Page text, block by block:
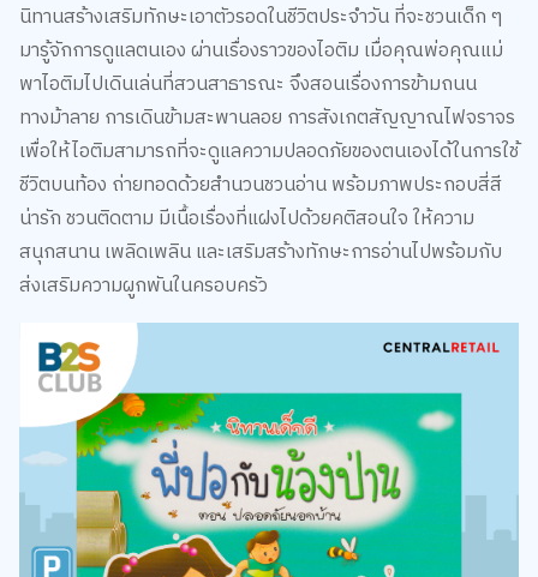
นิทานสร้างเสริมทักษะเอาตัวรอดในชีวิตประจำวัน ที่จะชวนเด็ก ๆ
มารู้จักการดูแลตนเอง ผ่านเรื่องราวของไอติม เมื่อคุณพ่อคุณแม่
พาไอติมไปเดินเล่นที่สวนสาธารณะ จึงสอนเรื่องการข้ามถนน
ทางม้าลาย การเดินข้ามสะพานลอย การสังเกตสัญญาณไฟจราจร
เพื่อให้ไอติมสามารถที่จะดูแลความปลอดภัยของตนเองได้ในการใช้
ชีวิตบนท้อง ถ่ายทอดด้วยสำนวนชวนอ่าน พร้อมภาพประกอบสี่สี
น่ารัก ชวนติดตาม มีเนื้อเรื่องที่แฝงไปด้วยคติสอนใจ ให้ความ
สนุกสนาน เพลิดเพลิน และเสริมสร้างทักษะการอ่านไปพร้อมกับ
ส่งเสริมความผูกพันในครอบครัว